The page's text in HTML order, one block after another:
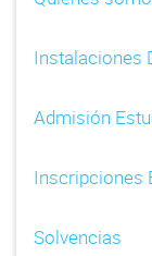
Instalaciones
Admisión
Inscripciones
Solvencias